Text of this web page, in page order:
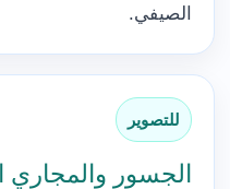
الصيفي.
للتصوير
الجسور والمجاري